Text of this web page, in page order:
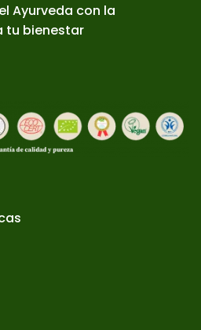
Ayurveda con la
tu bienestar